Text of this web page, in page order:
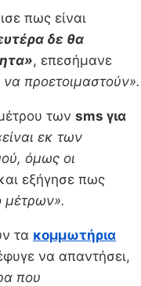
πως είναι
δε θα
, επεσήμανε
προετοιμαστούν».
των sms για
εκ των
όμως οι
εξήγησε πως
μέτρων».
τα κομμωτήρια
να απαντήσει,
που